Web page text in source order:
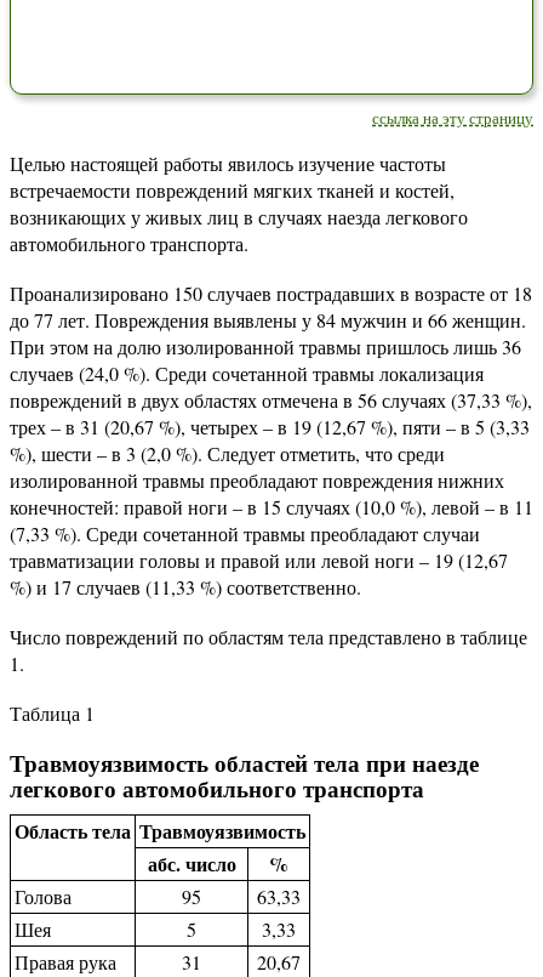
ссылка на эту страницу
Целью настоящей работы явилось изучение частоты
встречаемости повреждений мягких тканей и костей,
возникающих у живых лиц в случаях наезда легкового
автомобильного транспорта.
Проанализировано 150 случаев пострадавших в возрасте от 18
до 77 лет. Повреждения выявлены у 84 мужчин и 66 женщин.
При этом на долю изолированной травмы пришлось лишь 36
случаев (24,0 %). Среди сочетанной травмы локализация
повреждений в двух областях отмечена в 56 случаях (37,33 %),
трех – в 31 (20,67 %), четырех – в 19 (12,67 %), пяти – в 5 (3,33
%), шести – в 3 (2,0 %). Следует отметить, что среди
изолированной травмы преобладают повреждения нижних
конечностей: правой ноги – в 15 случаях (10,0 %), левой – в 11
(7,33 %). Среди сочетанной травмы преобладают случаи
травматизации головы и правой или левой ноги – 19 (12,67
%) и 17 случаев (11,33 %) соответственно.
Число повреждений по областям тела представлено в таблице
1.
Таблица 1
Травмоуязвимость областей тела при наезде
легкового автомобильного транспорта
Область тела Травмоуязвимость
абс. число
%
Голова 95
63,33
Шея
5
3,33
Правая рука
31 20,67